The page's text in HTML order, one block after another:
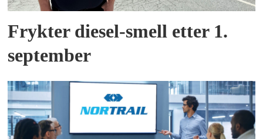
Frykter diesel-smell etter 1.
september